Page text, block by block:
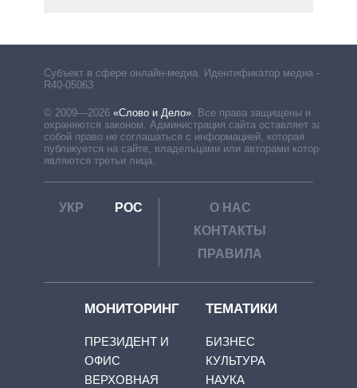
Субъект в сфере онлайн-медиа. Идентификатор медиа –
R40-05063
© 2009—2026 «Слово и Дело» Все права защищены и
охраняются законом. Администрация сайта оставляет за
собой право не соглашаться с информацией, которая
публикуется на сайте, владельцами или авторами которой
являются третьи лица.
УКР РОС
О НАС
КОНТАКТЫ
ПРАВИЛА
МОНИТОРИНГ
ПРЕЗИДЕНТ И
ОФИС
ВЕРХОВНАЯ
ТЕМАТИКИ
БИЗНЕС
КУЛЬТУРА
НАУКА